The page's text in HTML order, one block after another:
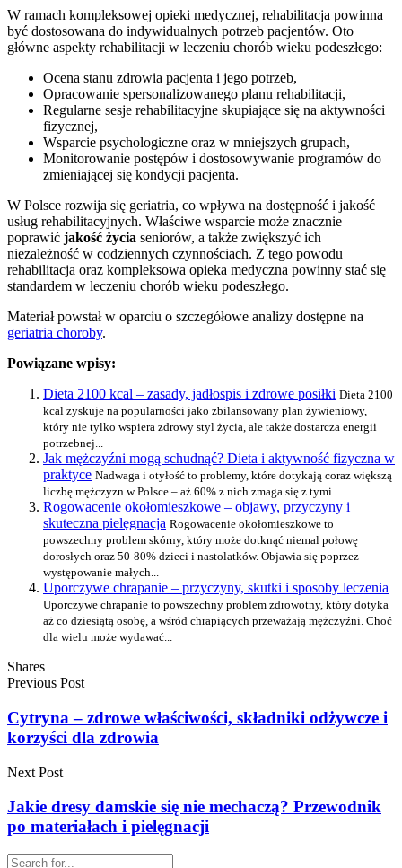
W ramach kompleksowej opieki medycznej, rehabilitacja powinna
być dostosowana do indywidualnych potrzeb pacjentów. Oto
główne aspekty rehabilitacji w leczeniu chorób wieku podeszłego:
Ocena stanu zdrowia pacjenta i jego potrzeb,
Opracowanie spersonalizowanego planu rehabilitacji,
Regularne sesje rehabilitacyjne skupiające się na aktywności
fizycznej,
Wsparcie psychologiczne oraz w mniejszych grupach,
Monitorowanie postępów i dostosowywanie programów do
zmieniającej się kondycji pacjenta.
W Polsce rozwija się geriatria, co wpływa na dostępność i jakość
usług rehabilitacyjnych. Właściwe wsparcie może znacznie
poprawić jakość życia seniorów, a także zwiększyć ich
niezależność w codziennych czynnościach. Z tego powodu
rehabilitacja oraz kompleksowa opieka medyczna powinny stać się
standardem w leczeniu chorób wieku podeszłego.
Materiał powstał w oparciu o szczegółowe analizy dostępne na
geriatria choroby.
Powiązane wpisy:
Dieta 2100 kcal – zasady, jadłospis i zdrowe posiłki Dieta 2100
kcal zyskuje na popularności jako zbilansowany plan żywieniowy,
który nie tylko wspiera zdrowy styl życia, ale także dostarcza energii
potrzebnej...
Jak mężczyźni mogą schudnąć? Dieta i aktywność fizyczna w
praktyce Nadwaga i otyłość to problemy, które dotykają coraz większą
liczbę mężczyzn w Polsce – aż 60% z nich zmaga się z tymi...
Rogowacenie okołomieszkowe – objawy, przyczyny i
skuteczna pielęgnacja Rogowacenie okołomieszkowe to
powszechny problem skórny, który może dotknąć niemal połowę
dorosłych oraz 50-80% dzieci i nastolatków. Objawia się poprzez
występowanie małych...
Uporczywe chrapanie – przyczyny, skutki i sposoby leczenia
Uporczywe chrapanie to powszechny problem zdrowotny, który dotyka
aż co dziesiątą osobę, a wśród chrapiących przeważają mężczyźni. Choć
dla wielu może wydawać...
Shares
Previous Post
Cytryna – zdrowe właściwości, składniki odżywcze i
korzyści dla zdrowia
Next Post
Jakie dresy damskie się nie mechaczą? Przewodnik
po materiałach i pielęgnacji